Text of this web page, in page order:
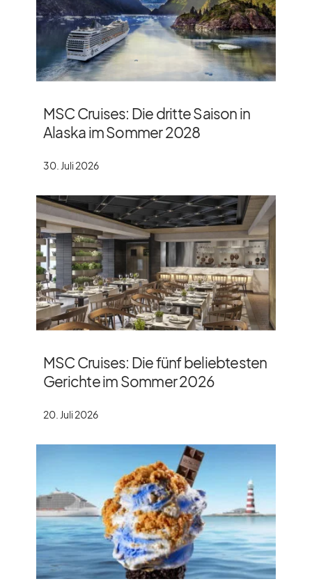
MSC Cruises: Die dritte Saison in
Alaska im Sommer 2028
30. Juli 2026
MSC Cruises: Die fünf beliebtesten
Gerichte im Sommer 2026
20. Juli 2026